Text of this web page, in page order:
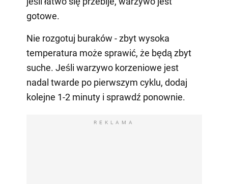
gotowe.
Nie rozgotuj buraków - zbyt wysoka
temperatura może sprawić, że będą zbyt
suche. Jeśli warzywo korzeniowe jest
nadal twarde po pierwszym cyklu, dodaj
kolejne 1-2 minuty i sprawdź ponownie.
REKLAMA